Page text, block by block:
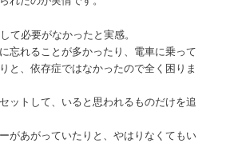
て必要がなかったと実感。
忘れることが多かったり、電車に乗って
と、依存症ではなかったので全く困りま
ットして、いると思われるものだけを追
があがっていたりと、やはりなくてもい